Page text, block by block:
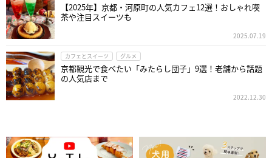
【2025年】京都・河原町の人気カフェ12選！おしゃれ喫
茶や注目スイーツも
2025.07.19
カフェとスイーツ グルメ
京都観光で食べたい「みたらし団子」9選！老舗から話題
の人気店まで
2022.12.30